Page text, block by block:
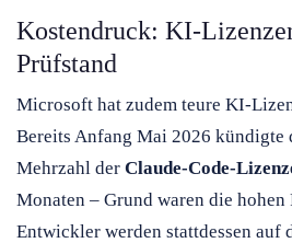
Kostendruck: KI-
Prüfstand
Microsoft hat zudem teure KI-
Bereits Anfang Mai 2026 kündigte
Mehrzahl der Claude-Code-
Monaten – Grund waren die hohen
Entwickler werden stattdessen auf